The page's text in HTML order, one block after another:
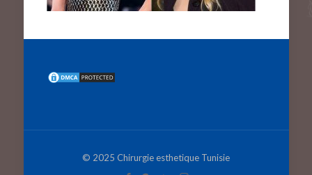
© 2025 Chirurgie esthetique Tunisie